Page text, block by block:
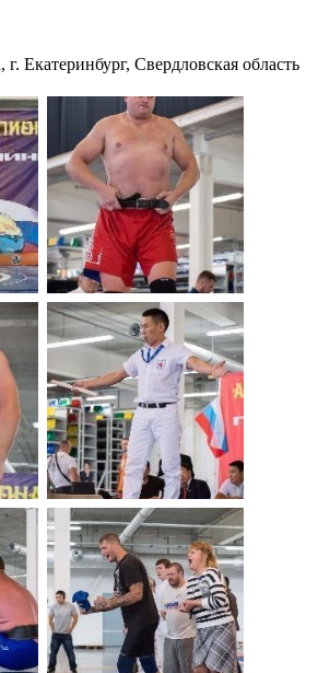
г. Екатеринбург, Свердловская область